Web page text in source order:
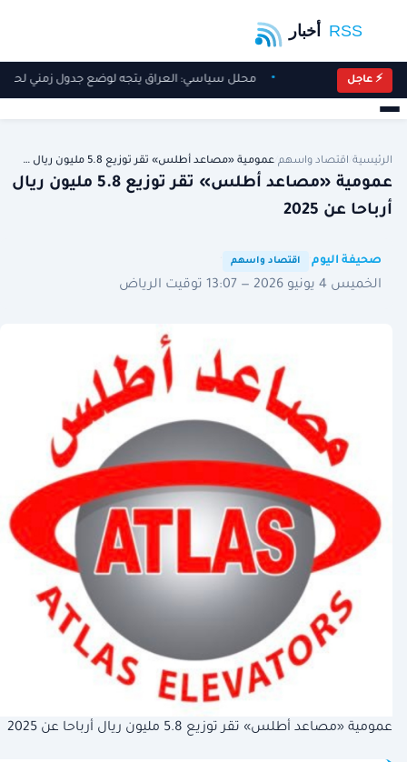
⚡ عاجل محلل سياسي: العراق يتجه لوضع جدول زمني لحصر
الرئيسية اقتصاد واسهم عمومية «مصاعد أطلس» تقر توزيع 5.8 مليون ريال …
عمومية «مصاعد أطلس» تقر توزيع 5.8 مليون ريال
أرباحا عن 2025
صحيفة اليوم اقتصاد واسهم
الخميس 4 يونيو 2026 — 13:07 توقيت الرياض
عمومية «مصاعد أطلس» تقر توزيع 5.8 مليون ريال أرباحا عن 2025